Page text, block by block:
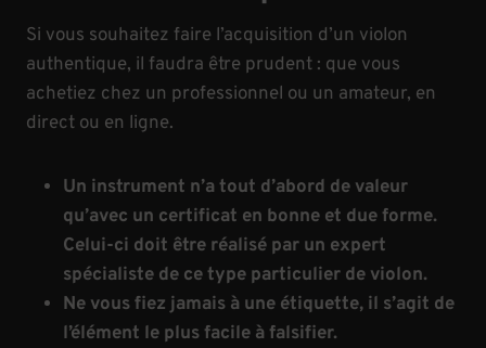
Si vous souhaitez faire l’acquisition d’un violon
authentique, il faudra être prudent : que vous
achetiez chez un professionnel ou un amateur, en
direct ou en ligne.
Un instrument n’a tout d’abord de valeur
qu’avec un certificat en bonne et due forme.
Celui-ci doit être réalisé par un expert
spécialiste de ce type particulier de violon.
Ne vous fiez jamais à une étiquette, il s’agit de
l’élément le plus facile à falsifier.